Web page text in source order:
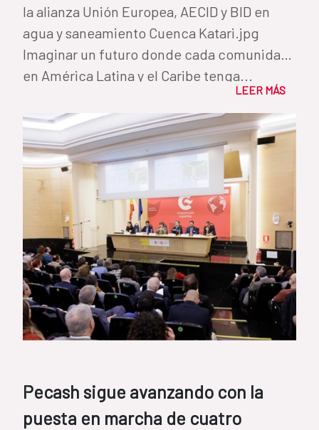
la alianza Unión Europea, AECID y BID en
agua y saneamiento Cuenca Katari.jpg
Imaginar un futuro donde cada comunidad
en América Latina y el Caribe tenga...
LEER MÁS
Pecash sigue avanzando con la
puesta en marcha de cuatro